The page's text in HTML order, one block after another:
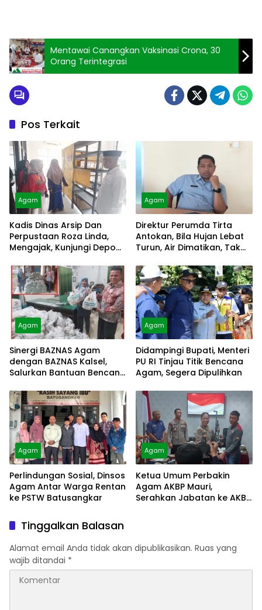
Mentawai Canangkan Vaksinasi Crona, 30
Orang Terintegrasi
Pos Terkait
Agam
Kadis Dinas Arsip Dan
Perpustaan Roza Linda,
Mengajak, Kunjungi Depo
Agam
Direktur Perumda Tirta
Antokan, Bila Hujan Lebat
Turun, Air Dimatikan, Tak
Agam
Sinergi BAZNAS Agam
dengan BAZNAS Kalsel,
Salurkan Bantuan Bencana
Agam
Didampingi Bupati, Menteri
PU RI Tinjau Titik Bencana
Agam, Segera Dipulihkan
Agam
Perlindungan Sosial, Dinsos
Agam Antar Warga Rentan
ke PSTW Batusangkar
Agam
Ketua Umum Perbakin
Agam AKBP Mauri,
Serahkan Jabatan ke AKBP
Tinggalkan Balasan
Alamat email Anda tidak akan dipublikasikan. Ruas yang
wajib ditandai *